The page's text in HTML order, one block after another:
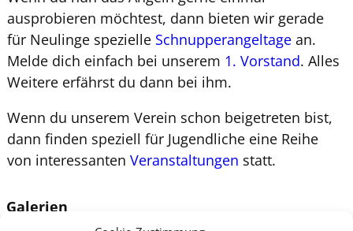
ausprobieren möchtest, dann bieten wir gerade
für Neulinge spezielle Schnupperangeltagean.
Melde dich einfach bei unserem 1. Vorstand. Alles
Weitere erfährst du dann bei ihm.
Wenn du unserem Verein schon beigetreten bist,
dann finden speziell für Jugendliche eine Reihe
von interessanten Veranstaltungen statt.
Galerien